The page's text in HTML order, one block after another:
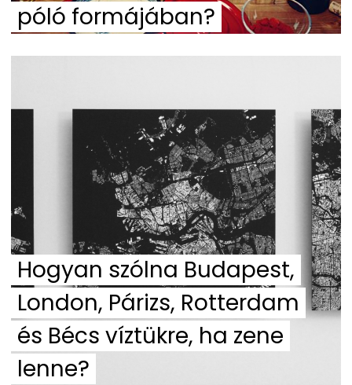
póló formájában?
Hogyan szólna Budapest,
London, Párizs, Rotterdam
és Bécs víztükre, ha zene
lenne?